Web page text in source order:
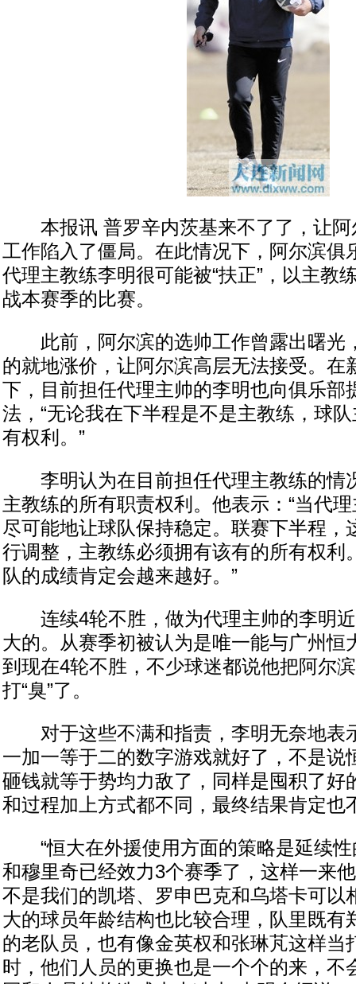
本报讯 普罗辛内茨基来不了了，让阿
工作陷入了僵局。在此情况下，阿尔滨俱
代理主教练李明很可能被“扶正”，以主教
战本赛季的比赛。
此前，阿尔滨的选帅工作曾露出曙光
的就地涨价，让阿尔滨高层无法接受。在
下，目前担任代理主帅的李明也向俱乐部
法，“无论我在下半程是不是主教练，球
有权利。”
李明认为在目前担任代理主教练的情
主教练的所有职责权利。他表示：“当代
尽可能地让球队保持稳定。联赛下半程，
行调整，主教练必须拥有该有的所有权利
队的成绩肯定会越来越好。”
连续4轮不胜，做为代理主帅的李明近
大的。从赛季初被认为是唯一能与广州恒
到现在4轮不胜，不少球迷都说他把阿尔
打“臭”了。
对于这些不满和指责，李明无奈地表
一加一等于二的数字游戏就好了，不是说
砸钱就等于势均力敌了，同样是囤积了好
和过程加上方式都不同，最终结果肯定也
“恒大在外援使用方面的策略是延续性
和穆里奇已经效力3个赛季了，这样一来
不是我们的凯塔、罗申巴克和乌塔卡可以
大的球员年龄结构也比较合理，队里既有
的老队员，也有像金英权和张琳芃这样当
时，他们人员的更换也是一个个的来，不